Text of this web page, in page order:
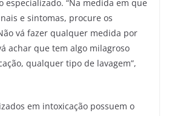
especializado. “Na medida em que
e sintomas, procure os
vá fazer qualquer medida por
achar que tem algo milagroso
qualquer tipo de lavagem”,
em intoxicação possuem o